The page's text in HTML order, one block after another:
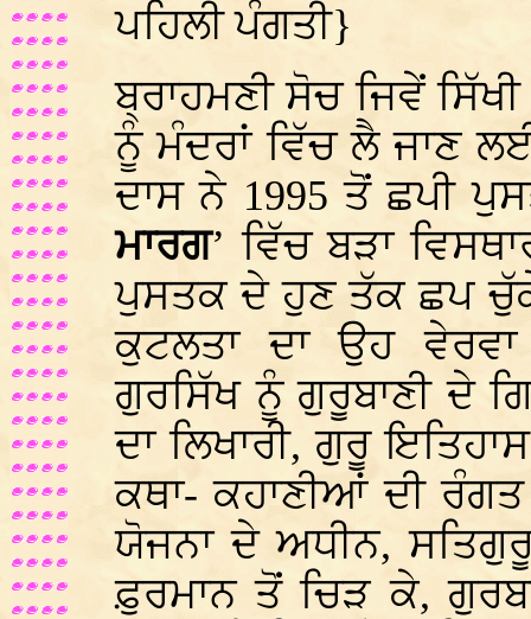
ਪਹਿਲੀ ਪੰਗਤੀ}
ਬ੍ਰਾਹਮਣੀ ਸੋਚ ਜਿਵੇਂ
ਨੂੰ ਮੰਦਰਾਂ ਵਿੱਚ ਲੈ ਜਾਣ
ਦਾਸ ਨੇ 1995 ਤੋਂ ਛਪੀ
ਮਾਰਗ’ ਵਿੱਚ ਬੜਾ
ਪੁਸਤਕ ਦੇ ਹੁਣ ਤੱਕ ਛਪ ਚੁੱਕੇ
ਕੁਟਲਤਾ ਦਾ ਉਹ
ਗੁਰਸਿੱਖ ਨੂੰ ਗੁਰੂਬਾਣੀ
ਦਾ ਲਿਖਾਰੀ, ਗੁਰੂ
ਕਥਾ- ਕਹਾਣੀਆਂ ਦੀ
ਯੋਜਨਾ ਦੇ ਅਧੀਨ,
ਫ਼ੁਰਮਾਨ ਤੋਂ ਚਿੜ ਕੇ,